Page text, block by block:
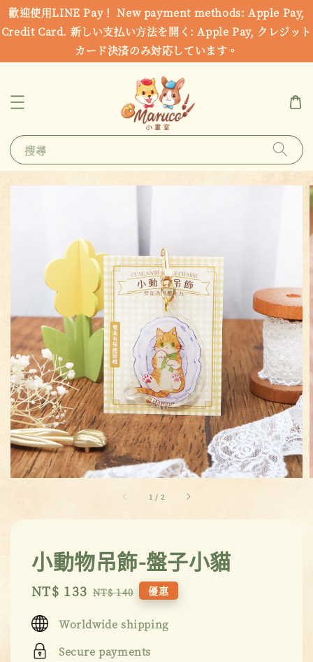
歡迎使用LINE Pay！ New payment methods: Apple Pay,
Credit Card. 新しい支払い方法を開く: Apple Pay, クレジット
カード決済のみ対応しています。
搜尋
1 / 2
小動物吊飾-盤子小貓
Sale
NT$ 133 Regular
NT$ 140 優惠
Worldwide shipping
Secure payments